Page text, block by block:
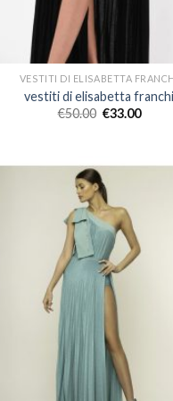
VESTITI DI ELISABETTA
vestiti di elisabetta
€50.00 €33.00